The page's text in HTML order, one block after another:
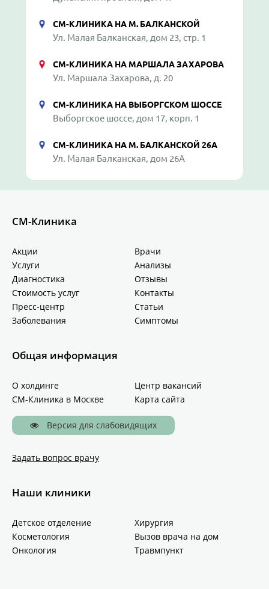
СМ-КЛИНИКА НА М. БАЛКАНСКОЙ
Ул. Малая Балканская, дом 23, стр. 1
СМ-КЛИНИКА НА МАРШАЛА ЗАХАРОВА
Ул. Маршала Захарова, д. 20
СМ-КЛИНИКА НА ВЫБОРГСКОМ ШОССЕ
Выборгское шоссе, дом 17, корп. 1
СМ-КЛИНИКА НА М. БАЛКАНСКОЙ 26А
Ул. Малая Балканская, дом 26А
СМ-Клиника
Акции
Врачи
Услуги
Анализы
Диагностика
Отзывы
Стоимость услуг
Контакты
Пресс-центр
Статьи
Заболевания
Симптомы
Общая информация
О холдинге
Центр вакансий
СМ-Клиника в Москве
Карта сайта
Версия для слабовидящих
Задать вопрос врачу
Наши клиники
Детское отделение
Хирургия
Косметология
Вызов врача на дом
Онкология
Травмпункт